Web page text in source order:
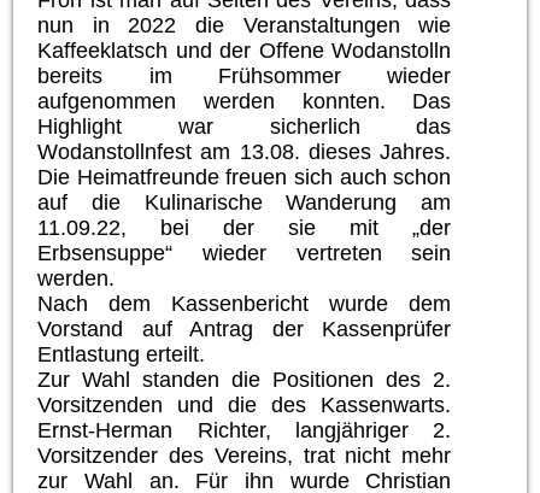
nun in 2022 die Veranstaltungen wie
Kaffeeklatsch und der Offene Wodanstolln
bereits im Frühsommer wieder
aufgenommen werden konnten. Das
Highlight war sicherlich das
Wodanstollnfest am 13.08. dieses Jahres.
Die Heimatfreunde freuen sich auch schon
auf die Kulinarische Wanderung am
11.09.22, bei der sie mit „der
Erbsensuppe“ wieder vertreten sein
werden.
Nach dem Kassenbericht wurde dem
Vorstand auf Antrag der Kassenprüfer
Entlastung erteilt.
Zur Wahl standen die Positionen des 2.
Vorsitzenden und die des Kassenwarts.
Ernst-Herman Richter, langjähriger 2.
Vorsitzender des Vereins, trat nicht mehr
zur Wahl an. Für ihn wurde Christian